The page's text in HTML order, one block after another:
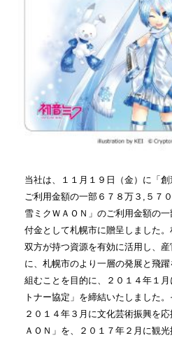
当社は、１１月１９日（金）に「
ご利用金額の一部６７８万３
５７
雪ミクＷＡＯＮ」のご利用金額の一
付金として札幌市に贈呈しました。
双方が持つ資源を有効に活用し、
に、札幌市のより一層の発展と飛
組むことを目的に、２０１４年１
トナー協定」を締結いたしました
２０１４年３月に文化芸術振興を
ＡＯＮ」を、２０１７年２月に観